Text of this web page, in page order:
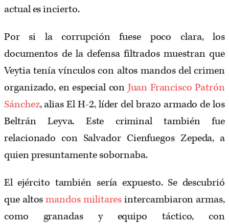
actual es incierto.
Por si la corrupción fuese poco clara, los
documentos de la defensa filtrados muestran que
Veytia tenía vínculos con altos mandos del crimen
organizado, en especial con Juan Francisco Patrón
Sánchez, alias El H-2, líder del brazo armado de los
Beltrán Leyva. Este criminal también fue
relacionado con Salvador Cienfuegos Zepeda, a
quien presuntamente sobornaba.
El ejército también sería expuesto. Se descubrió
que altosmandos militaresintercambiaron armas,
como granadas y equipo táctico, con